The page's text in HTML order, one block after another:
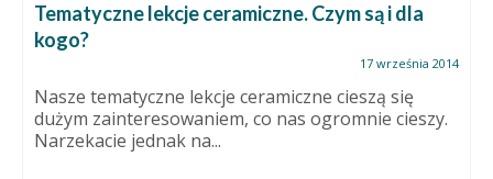
Tematyczne lekcje ceramiczne. Czym są i dla
kogo?
17 września 2014
Nasze tematyczne lekcje ceramiczne cieszą się
dużym zainteresowaniem, co nas ogromnie cieszy.
Narzekacie jednak na...